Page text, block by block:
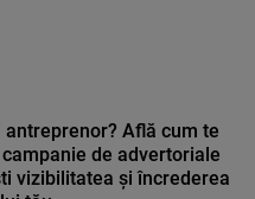
antreprenor? Află cum te
de advertoriale
vizibilitatea și încrederea